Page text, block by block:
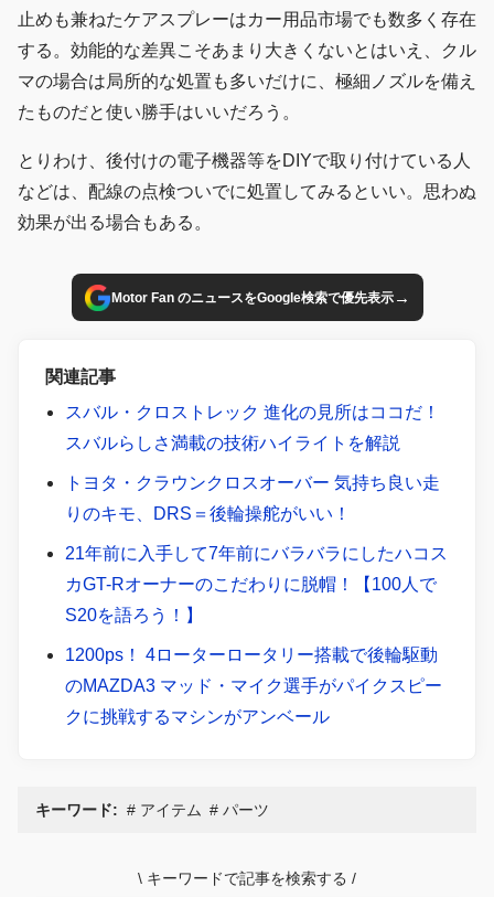
止めも兼ねたケアスプレーはカー用品市場でも数多く存在
する。効能的な差異こそあまり大きくないとはいえ、クル
マの場合は局所的な処置も多いだけに、極細ノズルを備え
たものだと使い勝手はいいだろう。
とりわけ、後付けの電子機器等をDIYで取り付けている人
などは、配線の点検ついでに処置してみるといい。思わぬ
効果が出る場合もある。
Motor Fan のニュースをGoogle検索で優先表示→
関連記事
スバル・クロストレック 進化の見所はココだ！
スバルらしさ満載の技術ハイライトを解説
トヨタ・クラウンクロスオーバー 気持ち良い走
りのキモ、DRS＝後輪操舵がいい！
21年前に入手して7年前にバラバラにしたハコス
カGT-Rオーナーのこだわりに脱帽！【100人で
S20を語ろう！】
1200ps！ 4ローターロータリー搭載で後輪駆動
のMAZDA3 マッド・マイク選手がパイクスピー
クに挑戦するマシンがアンベール
キーワード: アイテム パーツ
\ キーワードで記事を検索する /